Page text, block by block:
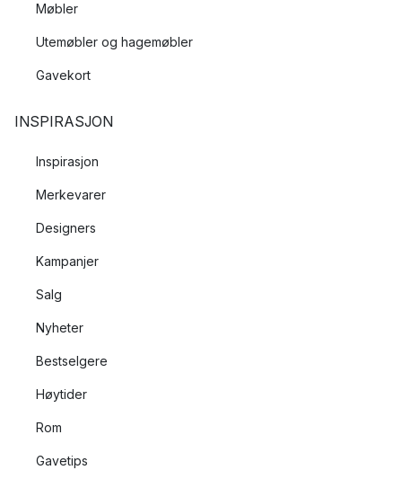
Møbler
Utemøbler og hagemøbler
Gavekort
INSPIRASJON
Inspirasjon
Merkevarer
Designers
Kampanjer
Salg
Nyheter
Bestselgere
Høytider
Rom
Gavetips